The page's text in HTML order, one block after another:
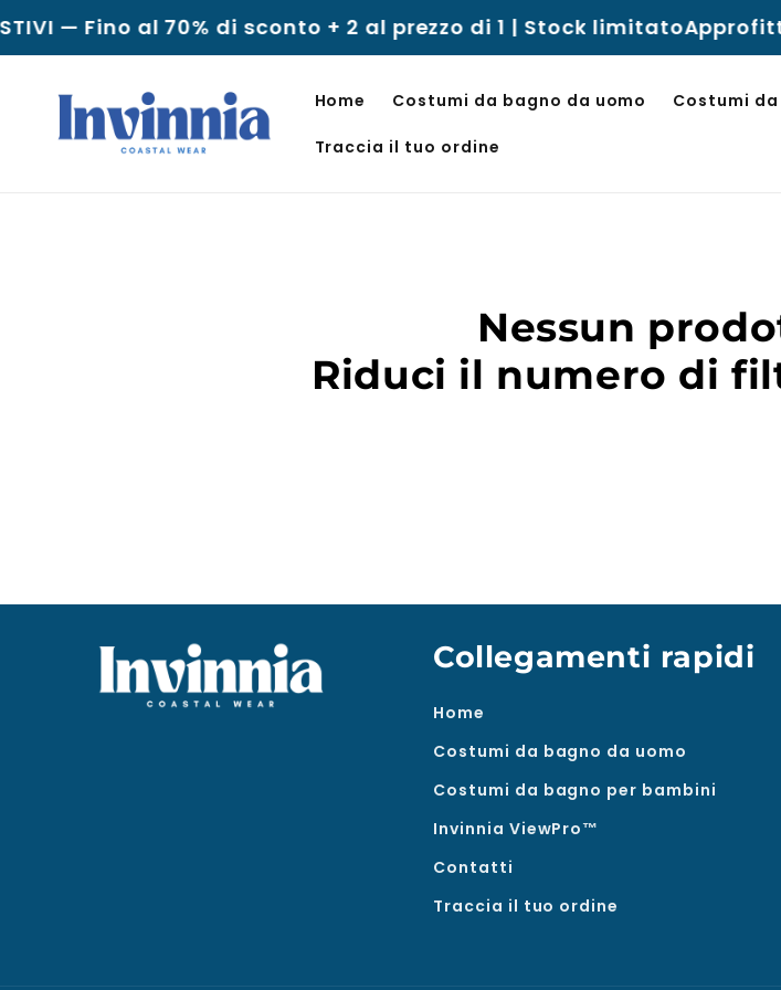
Vai al
contenuto— Fino al 70% di sconto + 2 al prezzo di 1 | Stock limitato
Home Costumi da bagno da uomo Costumi
Traccia il tuo ordine
Nessun
Riduci il numero di
Collegamenti rapidi
Home
Costumi da bagno da uomo
Costumi da bagno per bambini
Invinnia ViewPro™
Contatti
Traccia il tuo ordine